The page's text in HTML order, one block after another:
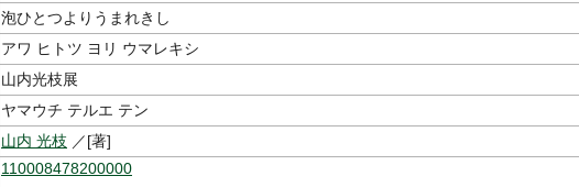
泡ひとつよりうまれきし
アワ ヒトツ ヨリ ウマレキシ
山内光枝展
ヤマウチ テルエ テン
山内 光枝 ／[著]
110008478200000